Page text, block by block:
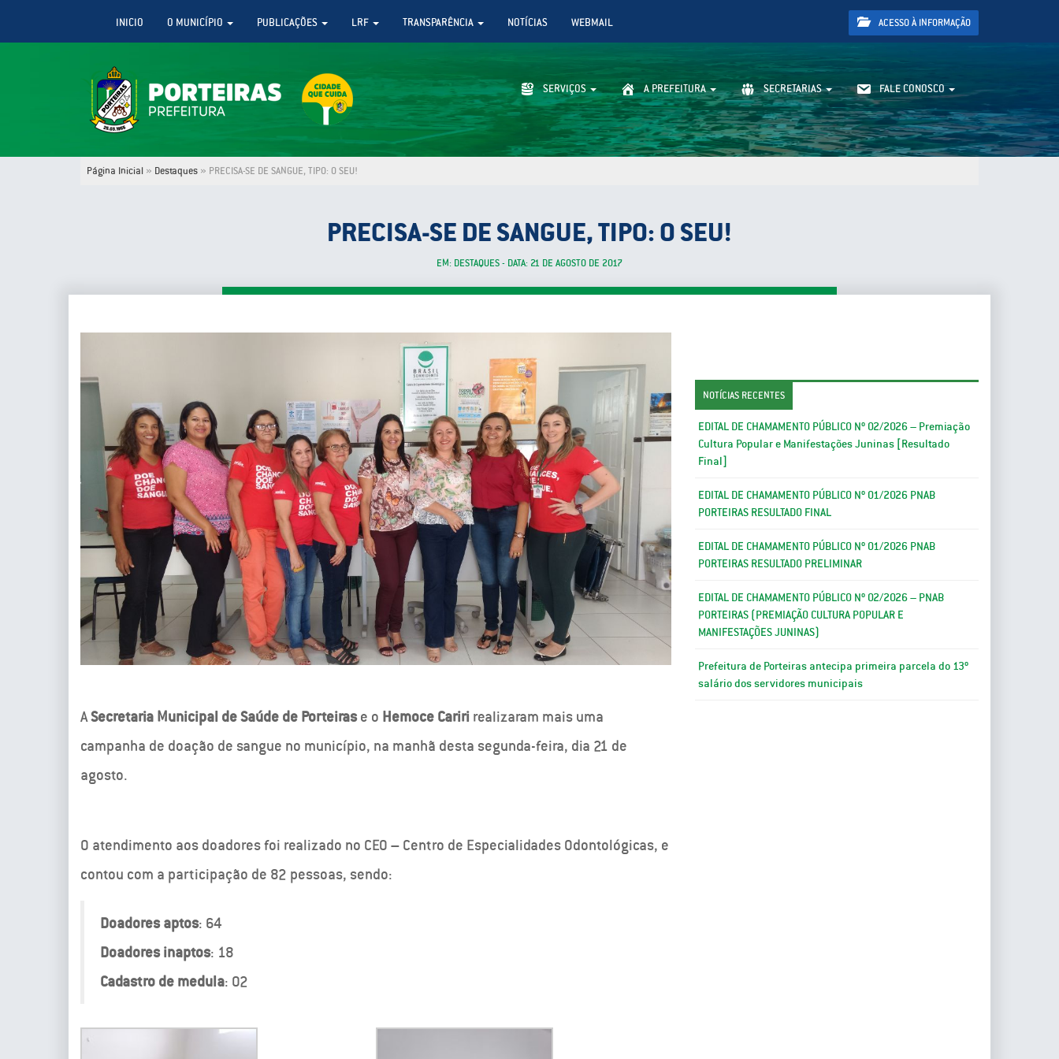
INICIO O MUNICÍPIO PUBLICAÇÕES LRF TRANSPARÊNCIA NOTÍCIAS WEBMAIL ACESSO À INFORMAÇÃO
SERVIÇOS A PREFEITURA SECRETARIAS FALE CONOSCO
Página Inicial » Destaques » PRECISA-SE DE SANGUE, TIPO: O SEU!
PRECISA-SE DE SANGUE, TIPO: O SEU!
EM: DESTAQUES - DATA: 21 DE AGOSTO DE 2017
ASecretaria Municipal de Saúde de Porteirase o Hemoce Cariri realizaram mais uma
campanha de doação de sangue no município, na manhã desta segunda-feira, dia 21 de
agosto.
O atendimento aos doadores foi realizado no CEO – Centro de Especialidades Odontológicas, e
contou com a participação de 82 pessoas, sendo:
Doadores aptos: 64
Doadores inaptos: 18
Cadastro de medula: 02
NOTÍCIAS RECENTES
EDITAL DE CHAMAMENTO PÚBLICO Nº 02/2026 – Premiação
Cultura Popular e Manifestações Juninas [Resultado
Final]
EDITAL DE CHAMAMENTO PÚBLICO Nº 01/2026 PNAB
PORTEIRAS RESULTADO FINAL
EDITAL DE CHAMAMENTO PÚBLICO Nº 01/2026 PNAB
PORTEIRAS RESULTADO PRELIMINAR
EDITAL DE CHAMAMENTO PÚBLICO Nº 02/2026 – PNAB
PORTEIRAS (PREMIAÇÃO CULTURA POPULAR E
MANIFESTAÇÕES JUNINAS)
Prefeitura de Porteiras antecipa primeira parcela do 13º
salário dos servidores municipais